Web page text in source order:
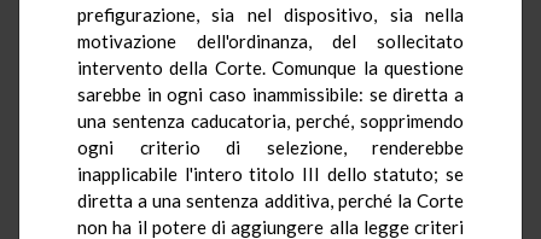
prefigurazione, sia nel dispositivo, sia nella
motivazione dell'ordinanza, del sollecitato
intervento della Corte. Comunque la questione
sarebbe in ogni caso inammissibile: se diretta a
una sentenza caducatoria, perché, sopprimendo
ogni criterio di selezione, renderebbe
inapplicabile l'intero titolo III dello statuto; se
diretta a una sentenza additiva, perché la Corte
non ha il potere di aggiungere alla legge criteri